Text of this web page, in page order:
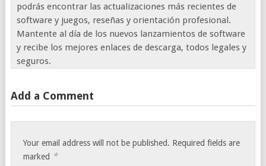
podrás encontrar las actualizaciones más recientes de
software y juegos, reseñas y orientación profesional.
Mantente al día de los nuevos lanzamientos de software
y recibe los mejores enlaces de descarga, todos legales y
seguros.
Add a Comment
Your email address will not be published. Required fields are
marked *